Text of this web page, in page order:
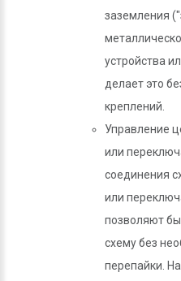
заземления
устройства
делает это
креплений.
Управление
или
соединения
или
позволяют
схему без
перепайки.